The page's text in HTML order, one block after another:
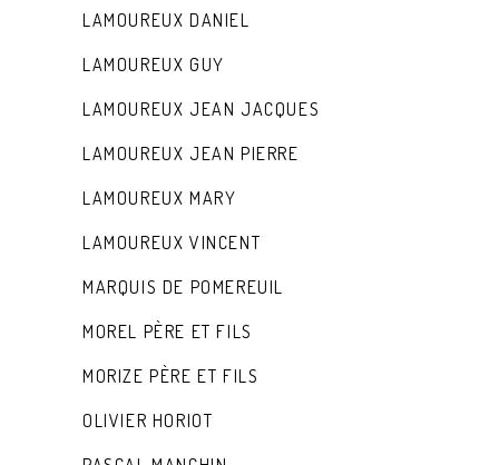
LAMOUREUX DANIEL
LAMOUREUX GUY
LAMOUREUX JEAN JACQUES
LAMOUREUX JEAN PIERRE
LAMOUREUX MARY
LAMOUREUX VINCENT
MARQUIS DE POMEREUIL
MOREL PÈRE ET FILS
MORIZE PÈRE ET FILS
OLIVIER HORIOT